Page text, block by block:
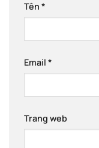
Tên *
Email *
Trang web